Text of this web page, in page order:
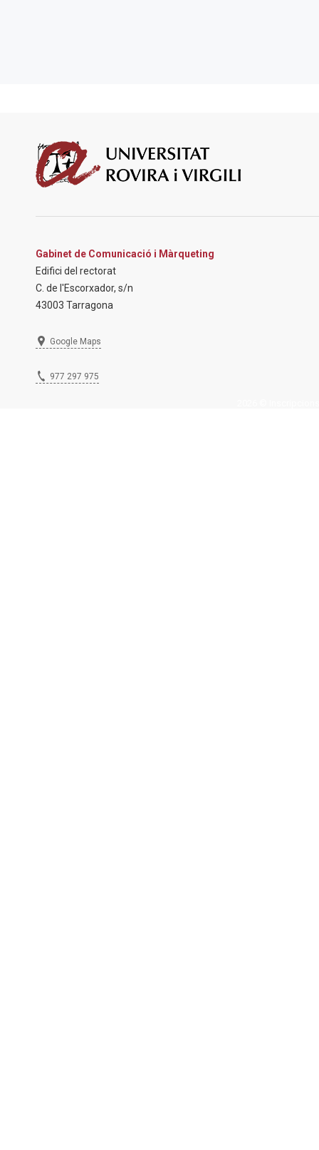
Gabinet de Comunicació i Màrqueting
Edifici del rectorat
C. de l'Escorxador, s/n
43003 Tarragona
Google Maps
977 297 975